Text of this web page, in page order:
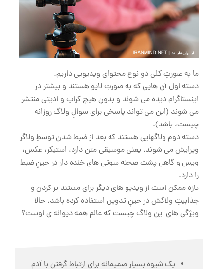
ما به صورتِ کلی دو نوع محتوای ویدیویی داریم.
دسته اول آن هایی که به صورتِ لایو هستند و بیشتر در
اینستاگرام دیده می شوند و بدونِ هیچ کراپ و ادیتی منتشر
می شوند (این می تواند پاسخی برای سوالِ ولاگ روزانه
چیست، باشد).
دسته دوم ولاگهایی هستند که بعد از ضبط شدن توسطِ ولاگر
ویرایش می شوند. یعنی موسیقی متن دارد، استیکر، عکس،
ویس و گاهی پشتِ صحنه سوتی های خنده دار در حینِ ضبط
را دارد.
تازه ممکن است از ویدیو های دیگر برای مستند تر کردن و
جذابیتِ ولاگش در حینِِ تدوین استفاده کرده باشد. حالا
ویژگی های این ولاگ چیست که عالم همه دیوانه ی اوست؟
یک شیوه بسیار صمیمانه برای ارتباط گرفتن با آدم